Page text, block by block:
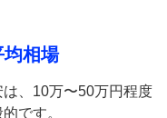
均相場
、10万〜50万円程度
です。